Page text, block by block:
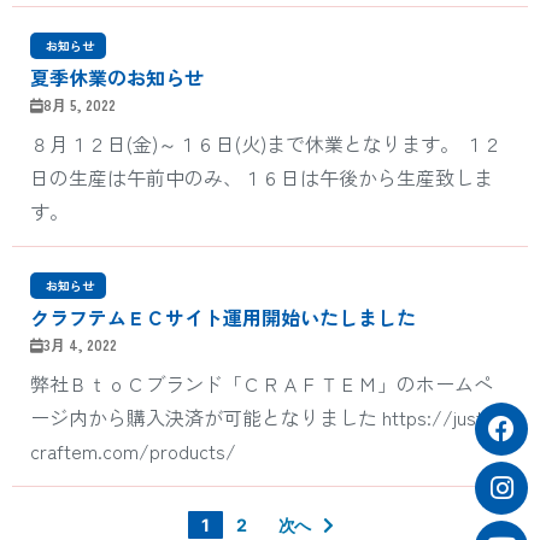
‎ お知らせ
夏季休業のお知らせ
8月 5, 2022
８月１２日(金)～１６日(火)まで休業となります。 １２
日の生産は午前中のみ、１６日は午後から生産致しま
す。
‎ お知らせ
クラフテムＥＣサイト運用開始いたしました
3月 4, 2022
弊社ＢｔｏＣブランド「ＣＲＡＦＴＥＭ」のホームペ
ージ内から購入決済が可能となりました https://just-
craftem.com/products/
1 2 次へ